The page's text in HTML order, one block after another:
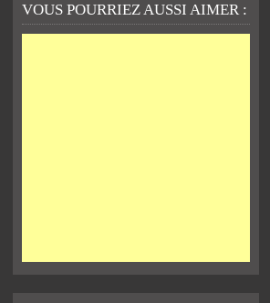
VOUS POURRIEZ AUSSI AIMER :